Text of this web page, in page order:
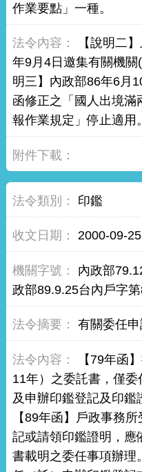
作業要點」一種。
【說明二
年9月4日邀集有關機
明三】內政部86年6月
函修正之「國人出境滿
報作業規定」停止適用。
印鑑
2000-09-25
內政部
政部89.9.25台內戶字
有關委任申
【79年函
11年）之委託書，僅
及申辦印鑑登記及印鑑
【89年函】戶政事務
記或請領印鑑證明，應
書載明之委任事項辦理